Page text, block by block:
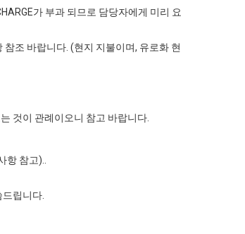
가 부과 되므로 담당자에게 미리 요
조 바랍니다. (현지 지불이며, 유로화 현
것이 관례이오니 참고 바랍니다.
참고)..
립니다.